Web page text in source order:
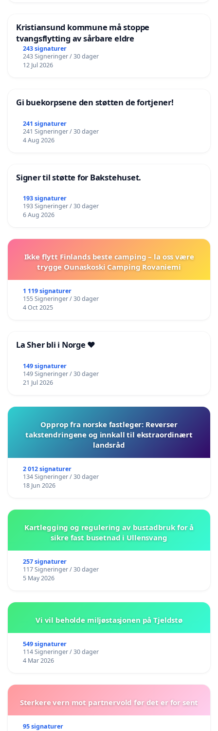
Kristiansund kommune må stoppe
tvangsflytting av sårbare eldre
243 signaturer
243 Signeringer / 30 dager
12 Jul 2026
Gi buekorpsene den støtten de fortjener!
241 signaturer
241 Signeringer / 30 dager
4 Aug 2026
Signer til støtte for Bakstehuset.
193 signaturer
193 Signeringer / 30 dager
6 Aug 2026
Ikke flytt Finlands beste camping – la oss være
trygge Ounaskoski Camping Rovaniemi
1 119 signaturer
155 Signeringer / 30 dager
4 Oct 2025
La Sher bli i Norge ❤️
149 signaturer
149 Signeringer / 30 dager
21 Jul 2026
Opprop fra norske fastleger: Reverser
takstendringene og innkall til ekstraordinært
landsråd
2 012 signaturer
134 Signeringer / 30 dager
18 Jun 2026
Kartlegging og regulering av bustadbruk for å
sikre fast busetnad i Ullensvang
257 signaturer
117 Signeringer / 30 dager
5 May 2026
Vi vil beholde miljøstasjonen på Tjeldstø
549 signaturer
114 Signeringer / 30 dager
4 Mar 2026
Sterkere vern mot partnervold før det er for sent
95 signaturer